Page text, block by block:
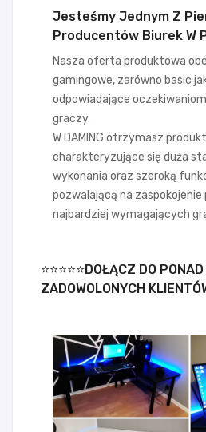
Jesteśmy Jednym Z
Producentów Biurek W
Nasza oferta produktowa
gamingowe, zarówno basic
odpowiadające
graczy.
W DAMING otrzymasz
charakteryzujące się duża
wykonania oraz szeroką
pozwalającą na
najbardziej wymagających
⭐⭐⭐⭐⭐DOŁĄCZ DO
ZADOWOLONYCH